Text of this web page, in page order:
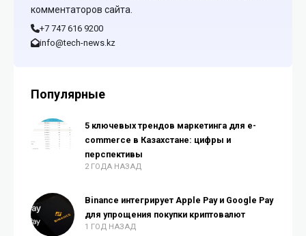
комментаторов сайта.
+7 747 616 9200
info@tech-news.kz
Популярные
5 ключевых трендов маркетинга для e-
commerce в Казахстане: цифры и
перспективы
2 ГОДА НАЗАД
Binance интегрирует Apple Pay и Google Pay
для упрощения покупки криптовалют
1 ГОД НАЗАД